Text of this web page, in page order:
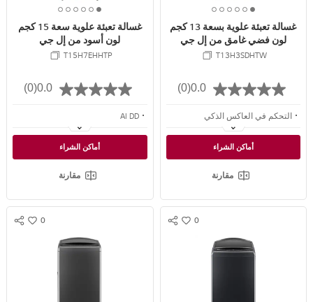
1
o
f
2
o
f
3
o
f
4
o
f
5
o
f
6
o
f
6
غسالة تعبئة علوية بسعة 13 كجم
لون فضي غامق من إل جي
T13H3SDHTW
0.0
(0)
التحكم في العاكس الذكي
الحركة الذكية
تقنية ™TurboDrum
أماكن الشراء
مقارنة
1
o
f
2
o
f
3
o
f
4
o
f
5
o
f
6
o
f
6
غسالة تعبئة علوية سعة 15 كجم
لون أسود من إل جي
T15H7EHHTP
0.0
(0)
AI DD
غسالة ™Turbowash
سعة أكبر
أماكن الشراء
مقارنة
0
w
S
0
w
S